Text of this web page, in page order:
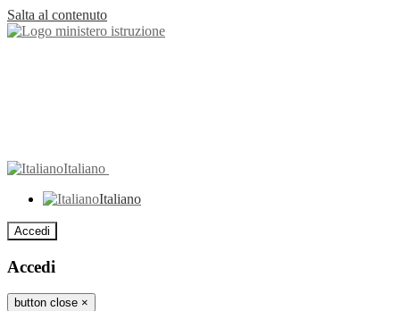
Salta al contenuto
Italiano
Italiano
Accedi
Accedi
button close ×